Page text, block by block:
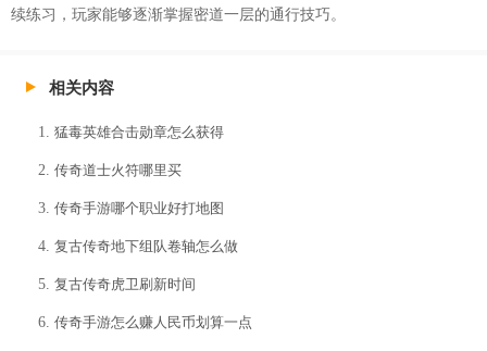
续练习，玩家能够逐渐掌握密道一层的通行技巧。
相关内容
猛毒英雄合击勋章怎么获得
传奇道士火符哪里买
传奇手游哪个职业好打地图
复古传奇地下组队卷轴怎么做
复古传奇虎卫刷新时间
传奇手游怎么赚人民币划算一点